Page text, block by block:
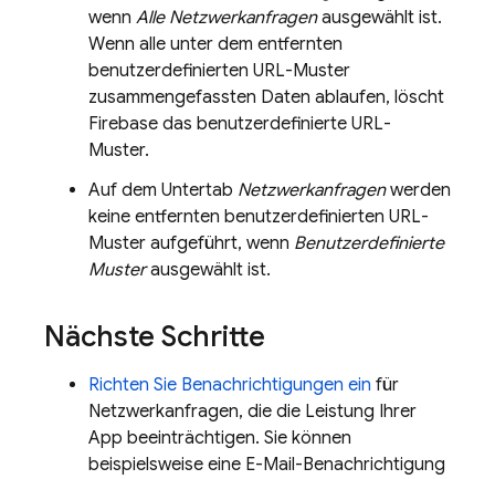
wenn Alle Netzwerkanfragenausgewählt ist.
Wenn alle unter dem entfernten
benutzerdefinierten URL-Muster
zusammengefassten Daten ablaufen, löscht
Firebase das benutzerdefinierte URL-
Muster.
Auf dem Untertab Netzwerkanfragenwerden
keine entfernten benutzerdefinierten URL-
Muster aufgeführt, wenn Benutzerdefinierte
Musterausgewählt ist.
Nächste Schritte
Richten Sie Benachrichtigungen ein für
Netzwerkanfragen, die die Leistung Ihrer
App beeinträchtigen. Sie können
beispielsweise eine E-Mail-Benachrichtigung